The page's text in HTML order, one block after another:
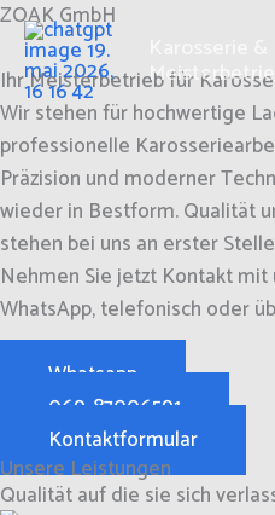
Zum
Inhalt
springen
ZOAK GmbH
Ihr Meisterbetrieb für
Wir stehen für hochwertige
professionelle
Präzision und moderner
wieder in Bestform. Qualität
stehen bei uns an erster
Nehmen Sie jetzt Kontakt mit
WhatsApp, telefonisch oder
Whatsapp
069-87006591
Kontaktformular
Unsere Leistungen
Qualität auf die sie sich